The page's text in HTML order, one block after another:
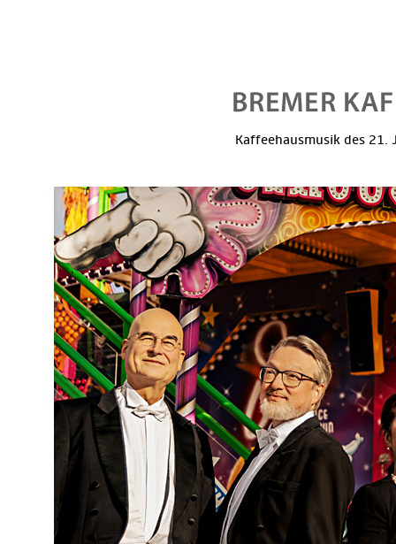
Kaffeehausmusik des 21.